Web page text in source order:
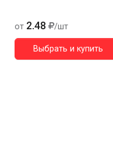
от 2.48 /шт
Выбрать и купить